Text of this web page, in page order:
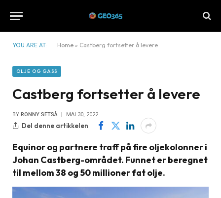
YOU ARE AT: Home » Castberg fortsetter å levere
OLJE OG GASS
Castberg fortsetter å levere
BY RONNY SETSÅ MAI 30, 2022
Del denne artikkelen
Equinor og partnere traff på fire oljekolonner i
Johan Castberg-området. Funnet er beregnet
til mellom 38 og 50 millioner fat olje.